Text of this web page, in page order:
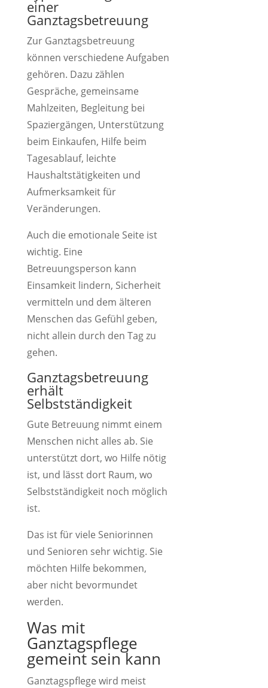
einer
Ganztagsbetreuung
Zur Ganztagsbetreuung
können verschiedene Aufgaben
gehören. Dazu zählen
Gespräche, gemeinsame
Mahlzeiten, Begleitung bei
Spaziergängen, Unterstützung
beim Einkaufen, Hilfe beim
Tagesablauf, leichte
Haushaltstätigkeiten und
Aufmerksamkeit für
Veränderungen.
Auch die emotionale Seite ist
wichtig. Eine
Betreuungsperson kann
Einsamkeit lindern, Sicherheit
vermitteln und dem älteren
Menschen das Gefühl geben,
nicht allein durch den Tag zu
gehen.
Ganztagsbetreuung
erhält
Selbstständigkeit
Gute Betreuung nimmt einem
Menschen nicht alles ab. Sie
unterstützt dort, wo Hilfe nötig
ist, und lässt dort Raum, wo
Selbstständigkeit noch möglich
ist.
Das ist für viele Seniorinnen
und Senioren sehr wichtig. Sie
möchten Hilfe bekommen,
aber nicht bevormundet
werden.
Was mit
Ganztagspflege
gemeint sein kann
Ganztagspflege wird meist